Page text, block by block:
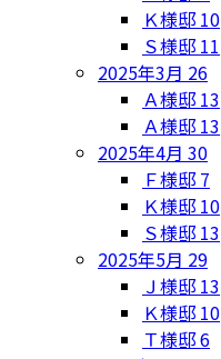
Ｋ様邸 10
Ｓ様邸 11
2025年3月 26
Ａ様邸 13
Ａ様邸 13
2025年4月 30
Ｆ様邸 7
Ｋ様邸 10
Ｓ様邸 13
2025年5月 29
Ｊ様邸 13
Ｋ様邸 10
Ｔ様邸6